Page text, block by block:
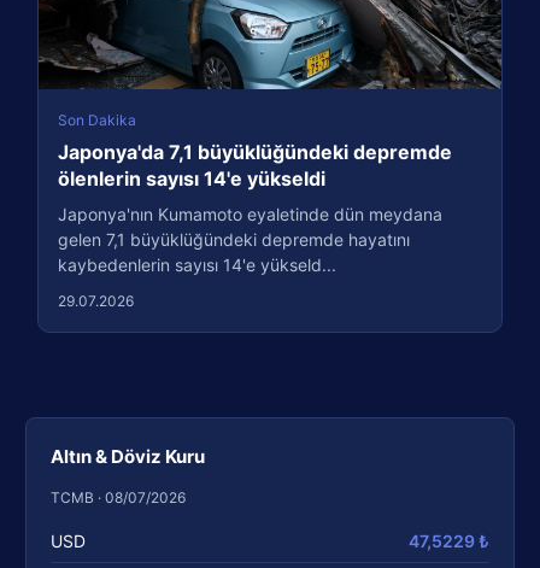
Altın & Döviz Kuru
TCMB · 08/07/2026
USD 47,5229 ₺
Son Dakika
Japonya'da 7,1 büyüklüğündeki depremde
ölenlerin sayısı 14'e yükseldi
Japonya'nın Kumamoto eyaletinde dün meydana
gelen 7,1 büyüklüğündeki depremde hayatını
kaybedenlerin sayısı 14'e yükseld...
29.07.2026